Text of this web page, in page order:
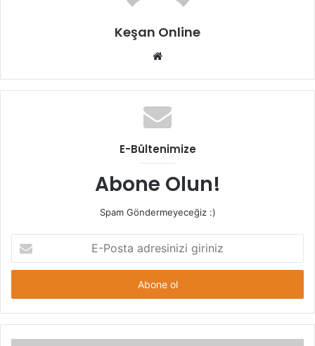
Keşan Online
Web
E-Bültenimize
Abone Olun!
Spam Göndermeyeceğiz :)
Posta
adresinizi